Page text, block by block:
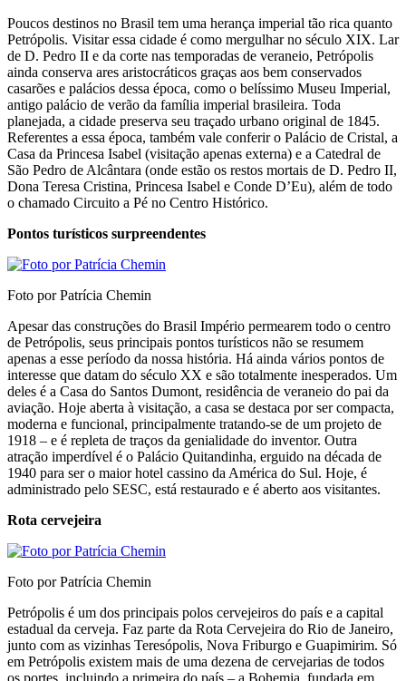
Poucos destinos no Brasil tem uma herança imperial tão rica quanto
Petrópolis. Visitar essa cidade é como mergulhar no século XIX. Lar
de D. Pedro II e da corte nas temporadas de veraneio, Petrópolis
ainda conserva ares aristocráticos graças aos bem conservados
casarões e palácios dessa época, como o belíssimo Museu Imperial,
antigo palácio de verão da família imperial brasileira. Toda
planejada, a cidade preserva seu traçado urbano original de 1845.
Referentes a essa época, também vale conferir o Palácio de Cristal, a
Casa da Princesa Isabel (visitação apenas externa) e a Catedral de
São Pedro de Alcântara (onde estão os restos mortais de D. Pedro II,
Dona Teresa Cristina, Princesa Isabel e Conde D’Eu), além de todo
o chamado Circuito a Pé no Centro Histórico.
Pontos turísticos surpreendentes
Foto por Patrícia Chemin
Apesar das construções do Brasil Império permearem todo o centro
de Petrópolis, seus principais pontos turísticos não se resumem
apenas a esse período da nossa história. Há ainda vários pontos de
interesse que datam do século XX e são totalmente inesperados. Um
deles é a Casa do Santos Dumont, residência de veraneio do pai da
aviação. Hoje aberta à visitação, a casa se destaca por ser compacta,
moderna e funcional, principalmente tratando-se de um projeto de
1918 – e é repleta de traços da genialidade do inventor. Outra
atração imperdível é o Palácio Quitandinha, erguido na década de
1940 para ser o maior hotel cassino da América do Sul. Hoje, é
administrado pelo SESC, está restaurado e é aberto aos visitantes.
Rota cervejeira
Foto por Patrícia Chemin
Petrópolis é um dos principais polos cervejeiros do país e a capital
estadual da cerveja. Faz parte da Rota Cervejeira do Rio de Janeiro,
junto com as vizinhas Teresópolis, Nova Friburgo e Guapimirim. Só
em Petrópolis existem mais de uma dezena de cervejarias de todos
os portes, incluindo a primeira do país – a Bohemia, fundada em